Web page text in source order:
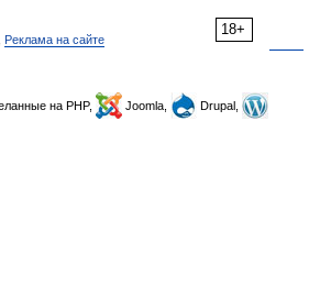
18+
Реклама на сайте
на PHP, Joomla,
Drupal,